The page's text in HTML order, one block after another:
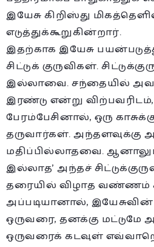
இயேசு கிறிஸ்து
எடுத்துக்கூறுகின்றார்.
இதற்காக இயேசு
சிட்டுக் குருவிகள்.
இல்லாவை. சந்தையில்
இரண்டு என்று
பேரம்பேசினால், ஒரு
தருவார்கள். அந்தளவுக்கு
மதிப்பில்லாதவை.
இல்லாத’ அந்தச்
தரையில் விழாத வண்ணம்
அப்படியானால்,
ஒருவரை, தனக்கு மட்டுமே
ஒருவரைக் கடவுள்